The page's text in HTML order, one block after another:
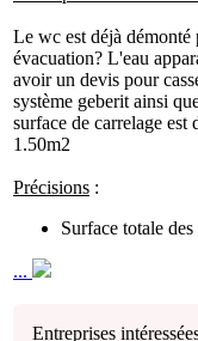
Le wc est déjà démonté
évacuation? L'eau
avoir un devis pour
système geberit ainsi
surface de carrelage est
1.50m2
Précisions :
Surface totale
...
Entreprises